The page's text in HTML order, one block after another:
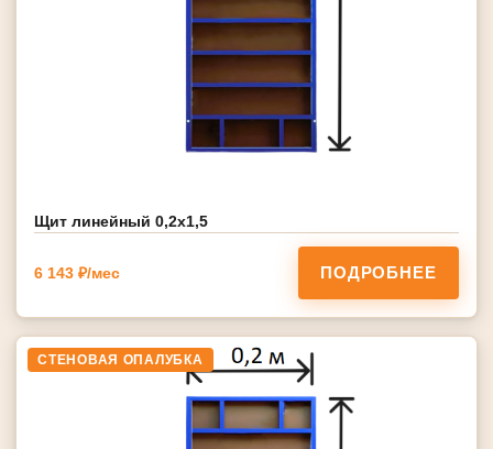
Щит линейный 0,2х1,5
6 143 ₽/мес ПОДРОБНЕЕ
СТЕНОВАЯ ОПАЛУБКА